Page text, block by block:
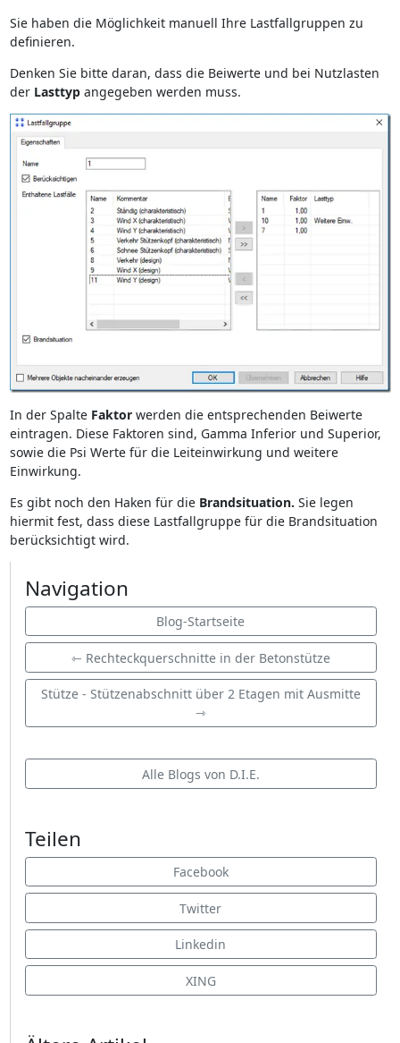
Sie haben die Möglichkeit manuell Ihre Lastfallgruppen zu
definieren.
Denken Sie bitte daran, dass die Beiwerte und bei Nutzlasten
der Lasttypangegeben werden muss.
In der Spalte Faktorwerden die entsprechenden Beiwerte
eintragen. Diese Faktoren sind, Gamma Inferior und Superior,
sowie die Psi Werte für die Leiteinwirkung und weitere
Einwirkung.
Es gibt noch den Haken für die Brandsituation. Sie legen
hiermit fest, dass diese Lastfallgruppe für die Brandsituation
berücksichtigt wird.
Navigation
Blog-Startseite
⇽ Rechteckquerschnitte in der Betonstütze
Stütze - Stützenabschnitt über 2 Etagen mit Ausmitte
⇾
Alle Blogs von D.I.E.
Teilen
Facebook
Twitter
Linkedin
XING